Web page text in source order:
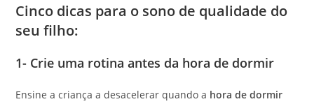
Cinco dicas para o sono de qualidade do
seu filho:
1- Crie uma rotina antes da hora de dormir
Ensine a criança a desacelerar quando a hora de dormir